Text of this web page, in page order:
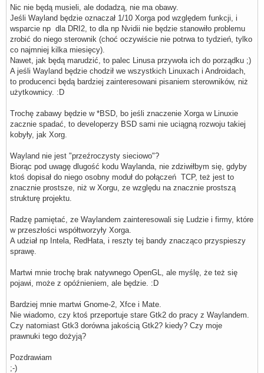
Nic nie będą musieli, ale dodadzą, nie ma obawy.
Jeśli Wayland będzie oznaczał 1/10 Xorga pod względem funkcji, i
wsparcie np dla DRI2, to dla np Nvidii nie będzie stanowiło problemu
zrobić do niego sterownik (choć oczywiście nie potrwa to tydzień, tylko
co najmniej kilka miesięcy).
Nawet, jak będą marudzić, to palec Linusa przywoła ich do porządku ;)
A jeśli Wayland będzie chodził we wszystkich Linuxach i Androidach,
to producenci będą bardziej zainteresowani pisaniem sterowników, niż
użytkownicy. :D
Trochę zabawy będzie w *BSD, bo jeśli znaczenie Xorga w Linuxie
zacznie spadać, to developerzy BSD sami nie uciągną rozwoju takiej
kobyły, jak Xorg.
Wayland nie jest "przeźroczysty sieciowo"?
Biorąc pod uwagę dlugość kodu Waylanda, nie zdziwiłbym się, gdyby
ktoś dopisał do niego osobny moduł do połączeń TCP, też jest to
znacznie prostsze, niż w Xorgu, ze względu na znacznie prostszą
strukturę projektu.
Radzę pamiętać, ze Waylandem zainteresowali się Ludzie i firmy, które
w przeszłości współtworzyły Xorga.
A udział np Intela, RedHata, i reszty tej bandy znacząco przyspieszy
sprawę.
Martwi mnie trochę brak natywnego OpenGL, ale myślę, że też się
pojawi, może z opóźnieniem, ale będzie. :D
Bardziej mnie martwi Gnome-2, Xfce i Mate.
Nie wiadomo, czy ktoś przeportuje stare Gtk2 do pracy z Waylandem.
Czy natomiast Gtk3 dorówna jakością Gtk2? kiedy? Czy moje
prawnuki tego dożyją?
Pozdrawiam
;-)